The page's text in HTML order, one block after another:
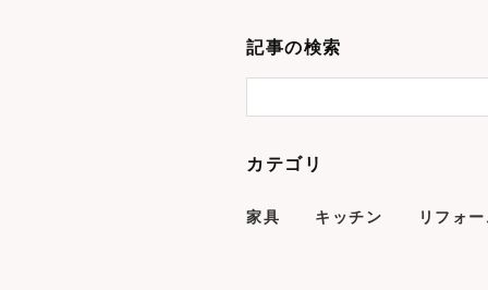
記事の検索
カテゴリ
家具 キッチン リフォ